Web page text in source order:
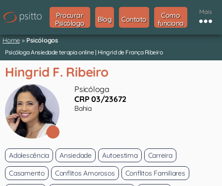
Procurar
Psicólogo
Blog Contato
Como
funciona
Mais
Home » Psicólogos
Psicóloga Ansiedade terapia online | Hingrid de França Ribeiro
Hingrid F. Ribeiro
Psicóloga
CRP 03/23672
Bahia
Adolescência Ansiedade Autoestima
Carreira
Casamento
Conflitos Amorosos
Conflitos Familiares